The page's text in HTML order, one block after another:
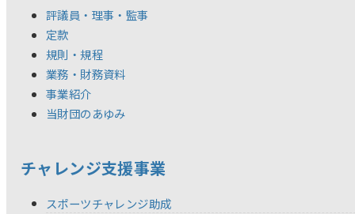
評議員・理事・監事
定款
規則・規程
業務・財務資料
事業紹介
当財団のあゆみ
チャレンジ支援事業
スポーツチャレンジ助成